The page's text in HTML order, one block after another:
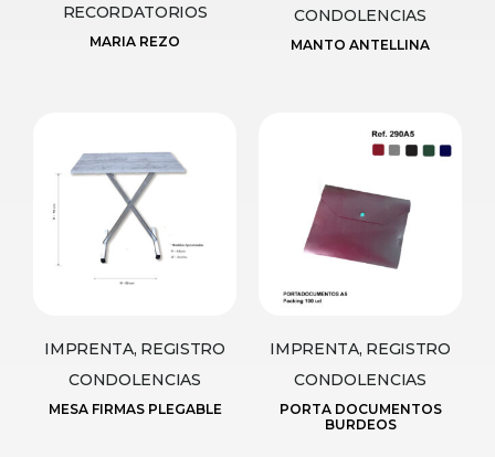
RECORDATORIOS
MARIA REZO
CONDOLENCIAS
MANTO ANTELLINA
IMPRENTA, REGISTRO
CONDOLENCIAS
MESA FIRMAS PLEGABLE
IMPRENTA, REGISTRO
CONDOLENCIAS
PORTA DOCUMENTOS
BURDEOS